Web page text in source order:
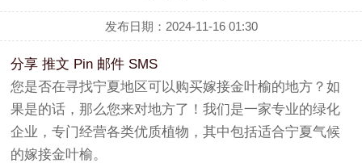
发布日期：2024-11-16 01:30
分享 推文 Pin 邮件 SMS
您是否在寻找宁夏地区可以购买嫁接金叶榆的地方？如
果是的话，那么您来对地方了！我们是一家专业的绿化
企业，专门经营各类优质植物，其中包括适合宁夏气候
的嫁接金叶榆。